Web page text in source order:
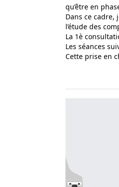
qu’être en
Dans ce
l’étude des
La 1è
Les séances
Cette prise en